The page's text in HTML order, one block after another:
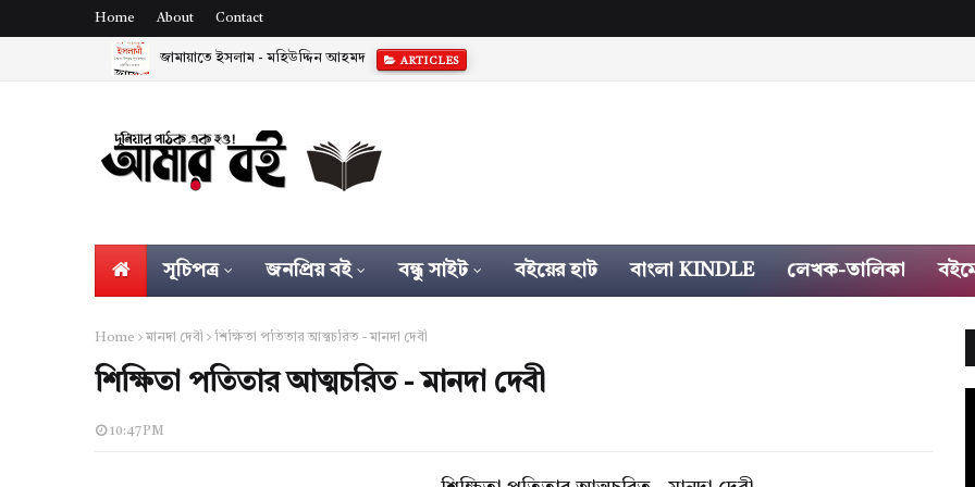
Home About Contact
জামায়াতে ইসলাম - মহিউদ্দিন আহমদ ARTICLES
সূচিপত্র জনপ্রিয় বই বন্ধু সাইট বইয়ের হাট বাংলা KINDLE লেখক-তালিকা
Home মানদা দেবী শিক্ষিতা পতিতার আত্মচরিত - মানদা দেবী
শিক্ষিতা পতিতার আত্মচরিত - মানদা দেবী
10:47 PM